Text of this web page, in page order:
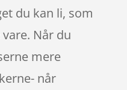
du kan li, som
Når du
mere
når